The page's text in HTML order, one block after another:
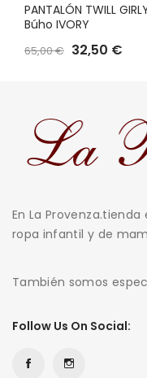
PANTALÓN TWILL
Búho IVORY
65,00 € 32,50 €
En La
ropa infantil y de
También somos
Follow Us On Social: